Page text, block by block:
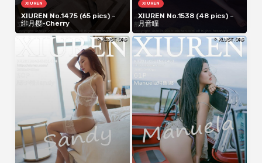
XIUREN
XIUREN No.1475 (65 pics) –
绯月樱-Cherry
XIUREN
XIUREN No.1538 (48 pics) –
月音瞳